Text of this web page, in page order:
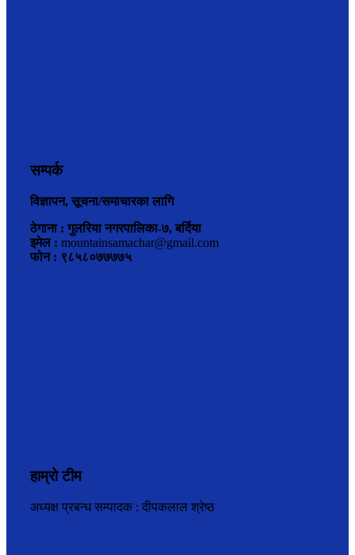
सम्पर्क
विज्ञापन, सूचना/समाचारका लागि
ठेगाना : गुलरिया नगरपालिका-७, बर्दिया
इमेल : mountainsamachar@gmail.com
फोन : ९८५८०७७७७५
हाम्रो टीम
अध्यक्ष प्रबन्ध सम्पादक : दीपकलाल श्रेष्ठ